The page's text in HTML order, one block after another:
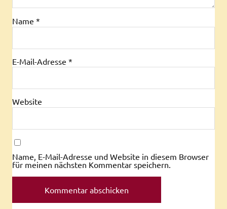
Name *
E-Mail-Adresse *
Website
Name, E-Mail-Adresse und Website in diesem Browser
für meinen nächsten Kommentar speichern.